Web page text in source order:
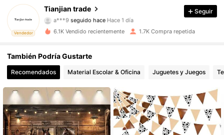
Vendedor
Tianjian trade
a***9seguido hace
s***s está navegando
4,81
4,81 924 Seguidores
4,81 924 Seguidores
4,81 924 Seguidores
Seguir
6.1K Vendido recientemente 1.7K Compra repetida
También Podría Gustarte
Recomendados Material Escolar & Oficina Juguetes y Juegos